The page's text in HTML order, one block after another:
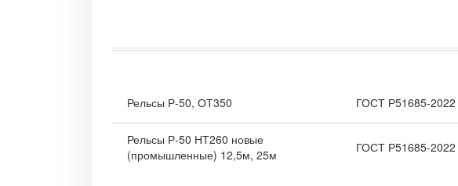
Рельсы Р-50, ОТ350 ГОСТ Р51685-2022
Рельсы Р-50 НТ260 новые
(промышленные) 12,5м, 25м
ГОСТ Р51685-2022